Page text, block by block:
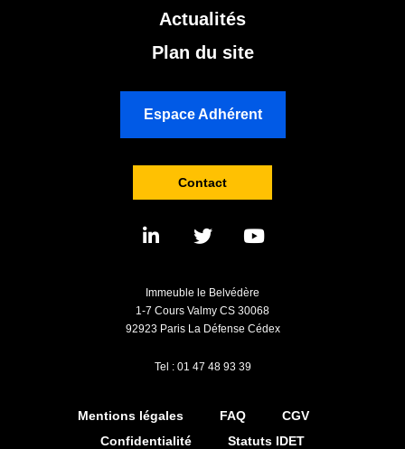
Actualités
Plan du site
Espace Adhérent
Contact
Immeuble le Belvédère
1-7 Cours Valmy CS 30068
92923 Paris La Défense Cédex
Tel : 01 47 48 93 39
Mentions légales FAQ
CGV
Confidentialité
Statuts IDET